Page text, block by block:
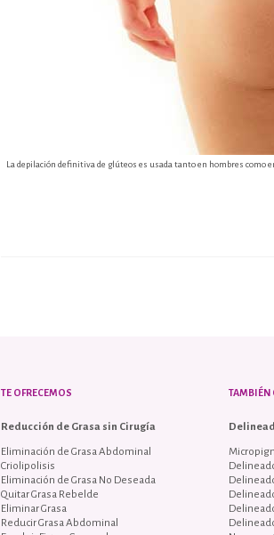
La depilación definitiva de glúteos es usada tanto en hombres como
TE OFRECEMOS
Reducción de Grasa sin Cirugía
Eliminación de Grasa Abdominal
Criolipolisis
Eliminación de Grasa No Deseada
Quitar Grasa Rebelde
Eliminar Grasa
Reducir Grasa Abdominal
TAMBIÉN